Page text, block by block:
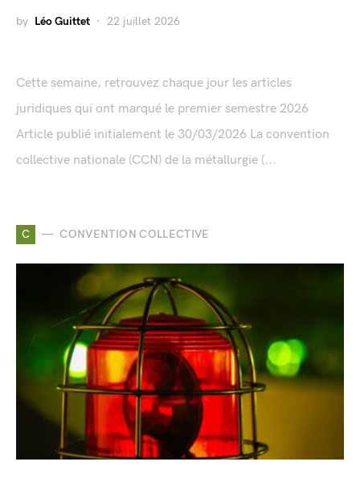
by Léo Guittet 22 juillet 2026
Cette semaine, retrouvez chaque jour les articles
juridiques qui ont marqué le premier semestre 2026
Article publié initialement le 30/03/2026 La convention
collective nationale (CCN) de la métallurgie (...
C CONVENTION COLLECTIVE